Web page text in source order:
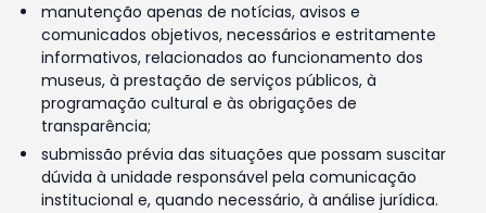
manutenção apenas de notícias, avisos e
comunicados objetivos, necessários e estritamente
informativos, relacionados ao funcionamento dos
museus, à prestação de serviços públicos, à
programação cultural e às obrigações de
transparência;
submissão prévia das situações que possam suscitar
dúvida à unidade responsável pela comunicação
institucional e, quando necessário, à análise jurídica.